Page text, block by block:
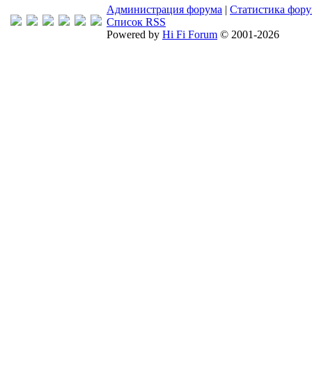
Администрация форума | Статистика
Список RSS
Powered by Hi Fi Forum © 2001-2026